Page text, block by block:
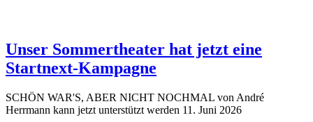
Unser Sommertheater hat jetzt eine
Startnext-Kampagne
SCHÖN WAR'S, ABER NICHT NOCHMAL von André
Herrmann kann jetzt unterstützt werden 11. Juni 2026